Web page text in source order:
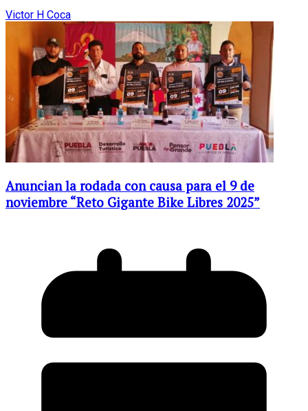
Victor H Coca
Anuncian la rodada con causa para el 9 de
noviembre “Reto Gigante Bike Libres 2025”